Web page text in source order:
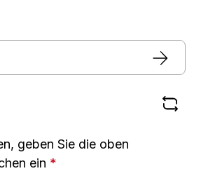
geben Sie die oben
ein *